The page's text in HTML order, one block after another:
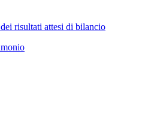
risultati attesi di bilancio